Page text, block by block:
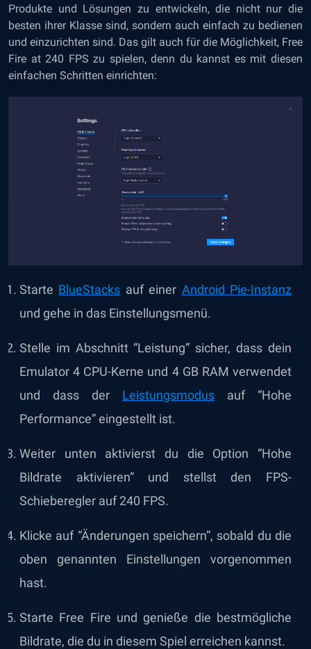
Produkte und Lösungen zu entwickeln, die nicht nur die
besten ihrer Klasse sind, sondern auch einfach zu bedienen
und einzurichten sind. Das gilt auch für die Möglichkeit, Free
Fire at 240 FPS zu spielen, denn du kannst es mit diesen
einfachen Schritten einrichten:
Starte BlueStacks auf einer Android Pie-Instanz
und gehe in das Einstellungsmenü.
Stelle im Abschnitt “Leistung” sicher, dass dein
Emulator 4 CPU-Kerne und 4 GB RAM verwendet
und dass der Leistungsmodus auf “Hohe
Performance” eingestellt ist.
Weiter unten aktivierst du die Option “Hohe
Bildrate aktivieren” und stellst den FPS-
Schieberegler auf 240 FPS.
Klicke auf “Änderungen speichern”, sobald du die
oben genannten Einstellungen vorgenommen
hast.
Starte Free Fire und genieße die bestmögliche
Bildrate, die du in diesem Spiel erreichen kannst.